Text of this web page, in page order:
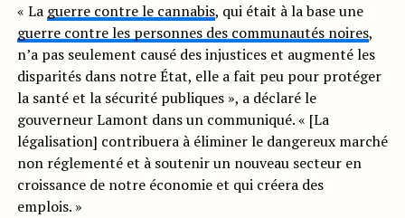
« La guerre contre le cannabis, qui était à la base une
guerre contre les personnes des communautés noires,
n’a pas seulement causé des injustices et augmenté les
disparités dans notre État, elle a fait peu pour protéger
la santé et la sécurité publiques », a déclaré le
gouverneur Lamont dans un communiqué. « [La
légalisation] contribuera à éliminer le dangereux marché
non réglementé et à soutenir un nouveau secteur en
croissance de notre économie et qui créera des
emplois. »